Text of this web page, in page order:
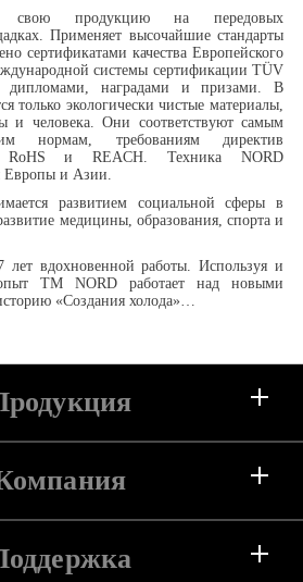
свою продукцию на передовых
Применяет высочайшие стандарты
сертификатами качества Европейского
системы сертификации TÜV
дипломами, наградами и призами. В
только экологически чистые материалы,
и человека. Они соответствуют самым
нормам, требованиям директив
RoHS и REACH. Техника NORD
Европы и Азии.
развитием социальной сферы в
медицины, образования, спорта и
вдохновенной работы. Используя и
ТМ NORD работает над новыми
«Создания холода»…
камеры
лари
О компании